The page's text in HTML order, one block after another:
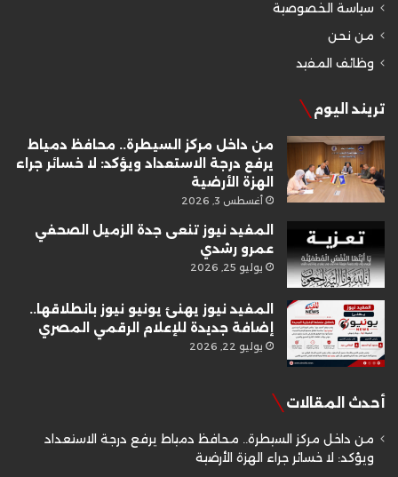
سياسة الخصوصية
من نحن
وظائف المفيد
تريند اليوم
من داخل مركز السيطرة.. محافظ دمياط
يرفع درجة الاستعداد ويؤكد: لا خسائر جراء
الهزة الأرضية
أغسطس 3, 2026
المفيد نيوز تنعى جدة الزميل الصحفي
عمرو رشدي
يوليو 25, 2026
المفيد نيوز يهنئ يونيو نيوز بانطلاقها..
إضافة جديدة للإعلام الرقمي المصري
يوليو 22, 2026
أحدث المقالات
من داخل مركز السيطرة.. محافظ دمياط يرفع درجة الاستعداد
ويؤكد: لا خسائر جراء الهزة الأرضية